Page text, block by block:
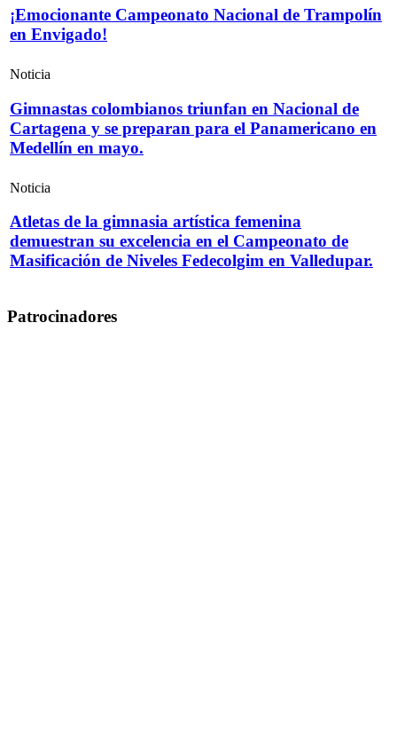
¡Emocionante Campeonato Nacional de Trampolín
en Envigado!
Noticia
Gimnastas colombianos triunfan en Nacional de
Cartagena y se preparan para el Panamericano en
Medellín en mayo.
Noticia
Atletas de la gimnasia artística femenina
demuestran su excelencia en el Campeonato de
Masificación de Niveles Fedecolgim en Valledupar.
Patrocinadores